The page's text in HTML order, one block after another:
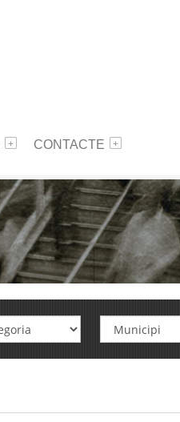
CONTACTE